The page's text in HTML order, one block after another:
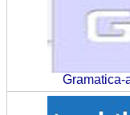
Gramatica-